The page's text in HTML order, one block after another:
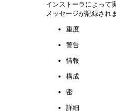
インストーラによって
メッセージが記録され
重度
警告
情報
構成
密
詳細